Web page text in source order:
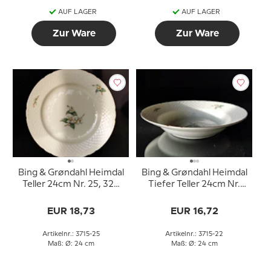
AUF LAGER
Zur Ware
AUF LAGER
Zur Ware
Bing & Grøndahl Heimdal
Teller 24cm Nr. 25, 325
EUR 18,73
Artikelnr.: 3715-25
Maß: Ø: 24 cm
Bing & Grøndahl Heimdal
Tiefer Teller 24cm Nr.
EUR 16,72
Artikelnr.: 3715-22
Maß: Ø: 24 cm